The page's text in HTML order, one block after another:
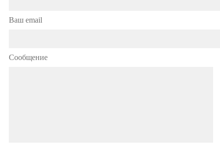
Ваш email
Сообщение